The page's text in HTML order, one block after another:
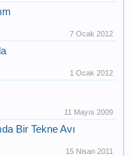
7 Ocak 2012
1 Ocak 2012
11 Mayıs 2009
Bir Tekne Avı
15 Nisan 2011